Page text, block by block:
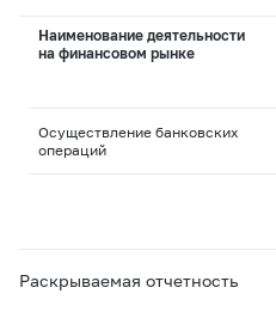
Наименование деятельности
на финансовом рынке
Осуществление банковских
операций
Раскрываемая отчетность